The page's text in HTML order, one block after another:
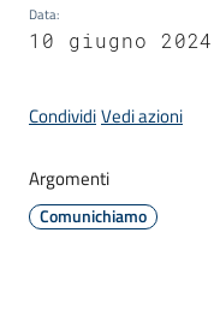
Militare
Novità
Data:
10 giugno 2024
CondividiVedi azioni
Argomenti
Comunichiamo